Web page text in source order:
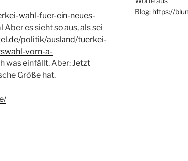
wahl-fuer-ein-neues-
Aber es sieht so aus, als sei
politik/ausland/tuerkei-
vorn-a-
was einfällt. Aber: Jetzt
Größe hat.
Blog: https://